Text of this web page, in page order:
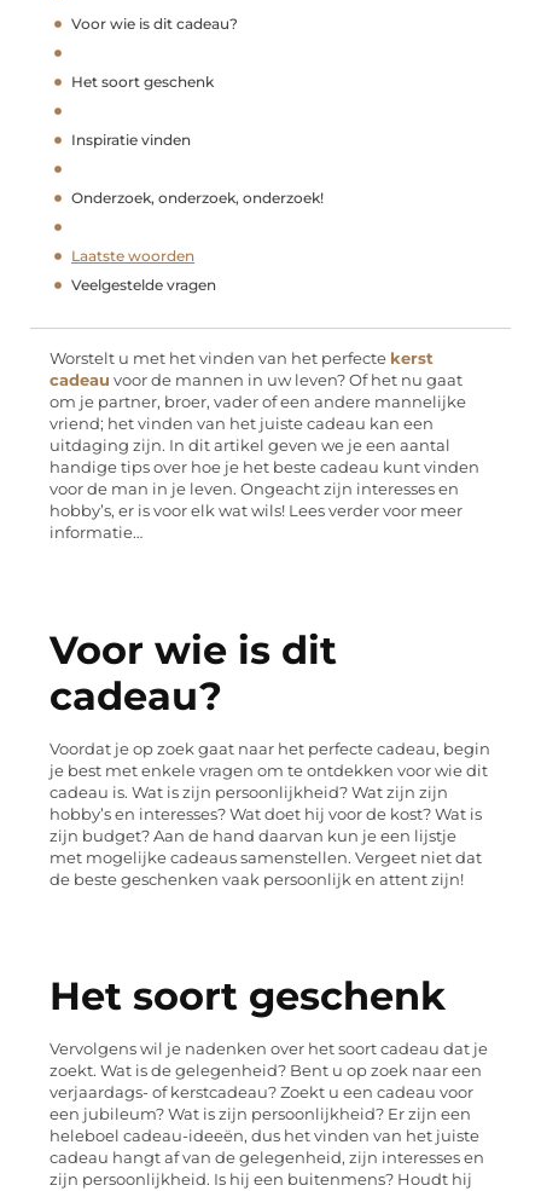
Voor wie is dit cadeau?
Het soort geschenk
Inspiratie vinden
Onderzoek, onderzoek, onderzoek!
Laatste woorden
Veelgestelde vragen
Worstelt u met het vinden van het perfecte kerst
cadeau voor de mannen in uw leven? Of het nu gaat
om je partner, broer, vader of een andere mannelijke
vriend; het vinden van het juiste cadeau kan een
uitdaging zijn. In dit artikel geven we je een aantal
handige tips over hoe je het beste cadeau kunt vinden
voor de man in je leven. Ongeacht zijn interesses en
hobby’s, er is voor elk wat wils! Lees verder voor meer
informatie…
Voor wie is dit
cadeau?
Voordat je op zoek gaat naar het perfecte cadeau, begin
je best met enkele vragen om te ontdekken voor wie dit
cadeau is. Wat is zijn persoonlijkheid? Wat zijn zijn
hobby’s en interesses? Wat doet hij voor de kost? Wat is
zijn budget? Aan de hand daarvan kun je een lijstje
met mogelijke cadeaus samenstellen. Vergeet niet dat
de beste geschenken vaak persoonlijk en attent zijn!
Het soort geschenk
Vervolgens wil je nadenken over het soort cadeau dat je
zoekt. Wat is de gelegenheid? Bent u op zoek naar een
verjaardags- of kerstcadeau? Zoekt u een cadeau voor
een jubileum? Wat is zijn persoonlijkheid? Er zijn een
heleboel cadeau-ideeën, dus het vinden van het juiste
cadeau hangt af van de gelegenheid, zijn interesses en
zijn persoonlijkheid. Is hij een buitenmens? Houdt hij